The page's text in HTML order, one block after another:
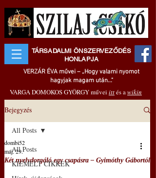
TÁRSADALMI ÖNSZERVEZŐDÉS
HONLAPJA
VERZÁR ÉVA művei – „Hogy valami nyomot
hagyjak magam után..."
VARGA DOMOKOS GYÖRGY művei ittés awikin
Bejegyzés
All Posts
KIEMELT CIKKEK
All Posts
Két nyelvdorgáló egy csapásra ‒ Gyimóthy Gábortól
dombi52
máj. 29.